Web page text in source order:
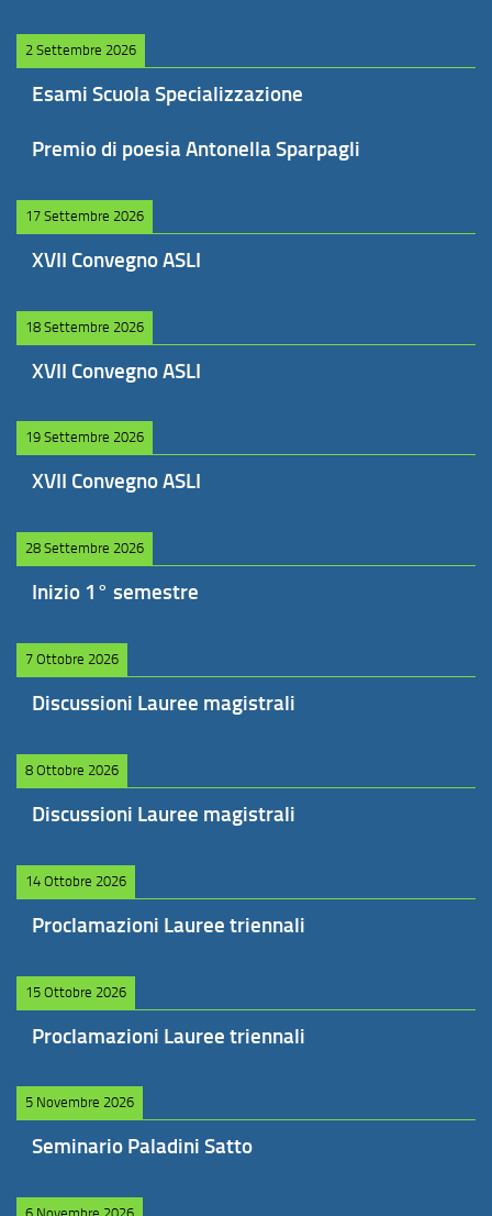
2 Settembre 2026
Esami Scuola Specializzazione
Premio di poesia Antonella Sparpagli
17 Settembre 2026
XVII Convegno ASLI
18 Settembre 2026
XVII Convegno ASLI
19 Settembre 2026
XVII Convegno ASLI
28 Settembre 2026
Inizio 1° semestre
7 Ottobre 2026
Discussioni Lauree magistrali
8 Ottobre 2026
Discussioni Lauree magistrali
14 Ottobre 2026
Proclamazioni Lauree triennali
15 Ottobre 2026
Proclamazioni Lauree triennali
5 Novembre 2026
Seminario Paladini Satto